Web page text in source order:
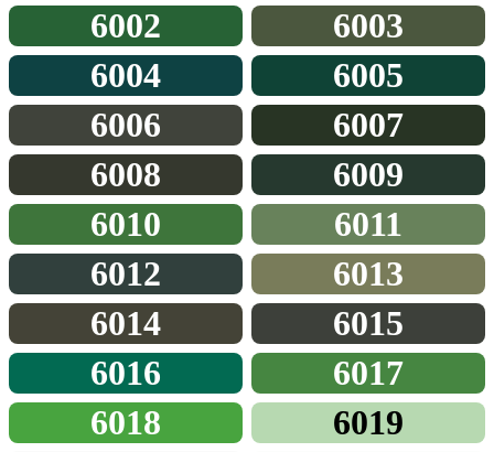
6002
6003
6004
6005
6006
6007
6008
6009
6010
6011
6012
6013
6014
6015
6016
6017
6018
6019